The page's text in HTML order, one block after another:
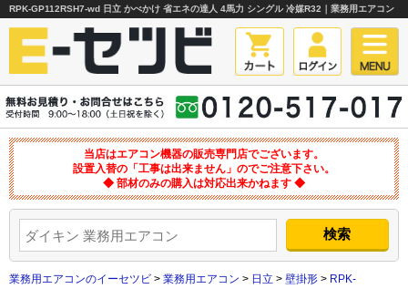
RPK-GP112RSH7-wd 日立 かべかけ 省エネの達人 4馬力 シングル 冷媒R32｜業務用エアコン
当店はエアコン機器の販売専門店でございます。
設置入替の「工事は出来ません」のでご注意下さい。
◆ 部材のみの購入は対応出来かねます ◆
業務用エアコンのイーセツビ > 業務用エアコン > 日立 > 壁掛形 > RPK-